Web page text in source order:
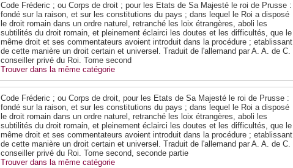
Code Fréderic ; ou Corps de droit ; pour les Etats de Sa Majesté le roi de Prusse :
fondé sur la raison, et sur les constitutions du pays ; dans lequel le Roi a disposé
le droit romain dans un ordre naturel, retranché les loix étrangères, aboli les
subtilités du droit romain, et pleinement éclairci les doutes et les difficultés, que le
même droit et ses commentateurs avoient introduit dans la procédure ; etablissant
de cette manière un droit certain et universel. Traduit de l'allemand par A. A. de C.
conseiller privé du Roi. Tome second
Trouver dans la même catégorie
Code Fréderic ; ou Corps de droit, pour les Etats de Sa Majesté le roi de Prusse :
fondé sur la raison, et sur les constitutions du pays ; dans lequel le Roi a disposé
le droit romain dans un ordre naturel, retranché les loix étrangères, aboli les
subtilités du droit romain, et pleinement éclairci les doutes et les difficultés, que le
même droit et ses commentateurs avoient introduit dans la procédure ; etablissant
de cette manière un droit certain et universel. Traduit de l'allemand par A. A. de C.
conseiller privé du Roi. Tome second, seconde partie
Trouver dans la même catégorie